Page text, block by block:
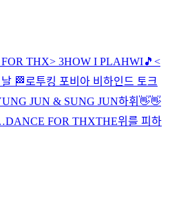
THX> 3HOW I PLAHWI🎵 <
🏁 로투킹 포비아 비하인드 토크
JUN & SUNG JUN하휘👋👋
DANCE FOR THXTHE위를 피하